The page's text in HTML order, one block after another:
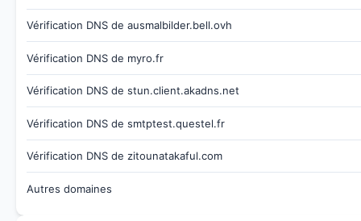
Vérification DNS de ausmalbilder.bell.ovh
Vérification DNS de myro.fr
Vérification DNS de stun.client.akadns.net
Vérification DNS de smtptest.questel.fr
Vérification DNS de zitounatakaful.com
Autres domaines